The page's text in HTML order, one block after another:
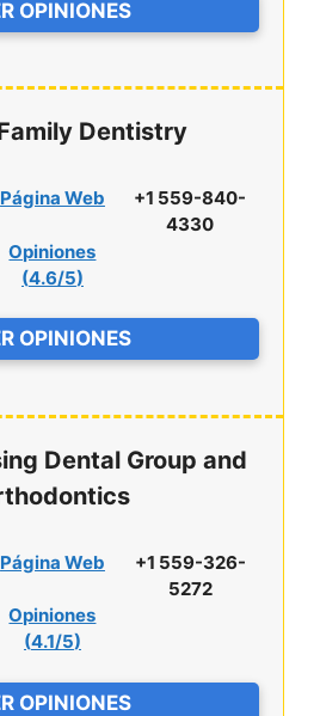
OPINIONES
Dentistry
Página Web
Opiniones
(4.6/5)
+1 559-840-
4330
OPINIONES
Dental Group and
Página Web
Opiniones
(4.1/5)
+1 559-326-
5272
OPINIONES